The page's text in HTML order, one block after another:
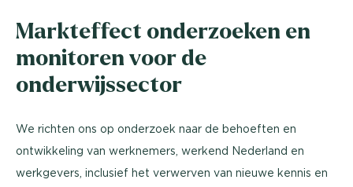
Markteffect onderzoeken en
monitoren voor de
onderwijssector
We richten ons op onderzoek naar de behoeften en
ontwikkeling van werknemers, werkend Nederland en
werkgevers, inclusief het verwerven van nieuwe kennis en